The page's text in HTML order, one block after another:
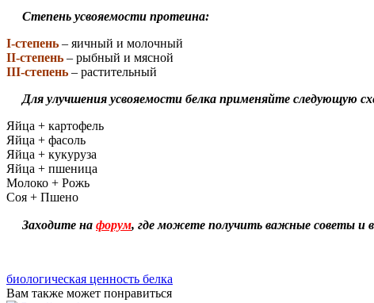
Степень усвояемости протеина:
І-степень – яичный и молочный
ІІ-степень – рыбный и мясной
ІІІ-степень – растительный
Для улучшения усвояемости белка применяйте следующую
Яйца + картофель
Яйца + фасоль
Яйца + кукуруза
Яйца + пшеница
Молоко + Рожь
Соя + Пшено
Заходите на форум, где можете получить важные советы и
биологическая ценность белка
Вам также может понравиться